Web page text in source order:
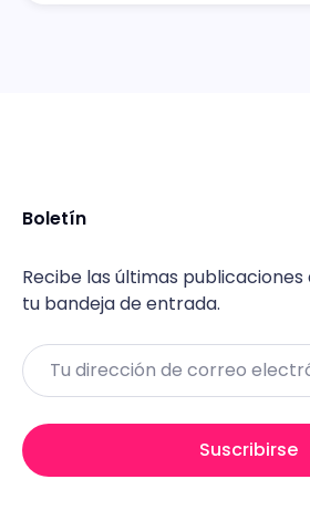
Boletín
Recibe las últimas
tu bandeja de entrada.
Email
Suscribirse